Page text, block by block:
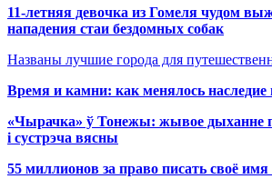
11-летняя девочка из Гомеля чудом
нападения стаи бездомных собак
Названы лучшие города для
Время и камни: как менялось
«Чырачка» ў Тонежы: жывое дыханне
і сустрэча вясны
55 миллионов за право писать своё